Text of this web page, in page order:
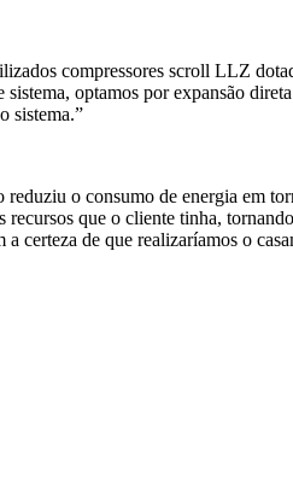
compressores scroll LLZ
optamos por expansão
sistema.”
o consumo de energia em
que o cliente tinha,
certeza de que realizaríamos o